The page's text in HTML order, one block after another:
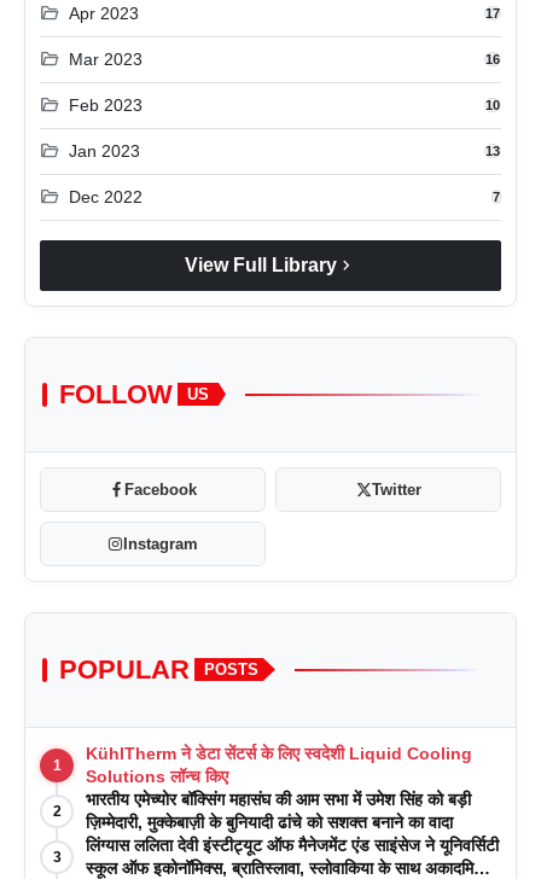
folder_open Apr 2023 17
folder_open Mar 2023 16
folder_open Feb 2023 10
folder_open Jan 2023 13
folder_open Dec 2022 7
View Full Library chevron_right
FOLLOW US
Facebook Twitter
Instagram
POPULAR POSTS
1
KühlTherm ने डेटा सेंटर्स के लिए स्वदेशी Liquid Cooling
Solutions लॉन्च किए
2
भारतीय एमेच्योर बॉक्सिंग महासंघ की आम सभा में उमेश सिंह को बड़ी
ज़िम्मेदारी, मुक्केबाज़ी के बुनियादी ढांचे को सशक्त बनाने का वादा
3
लिंग्यास ललिता देवी इंस्टीट्यूट ऑफ मैनेजमेंट एंड साइंसेज ने यूनिवर्सिटी
स्कूल ऑफ इकोनॉमिक्स, ब्रातिस्लावा, स्लोवाकिया के साथ अकादमिक